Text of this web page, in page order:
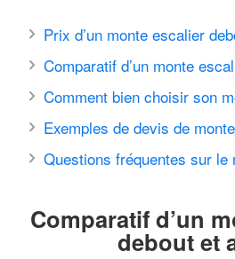
Prix d’un monte escalier
Comparatif d’un monte
Comment bien choisir son
Exemples de devis de
Questions fréquentes sur le
Comparatif d’un
debout et